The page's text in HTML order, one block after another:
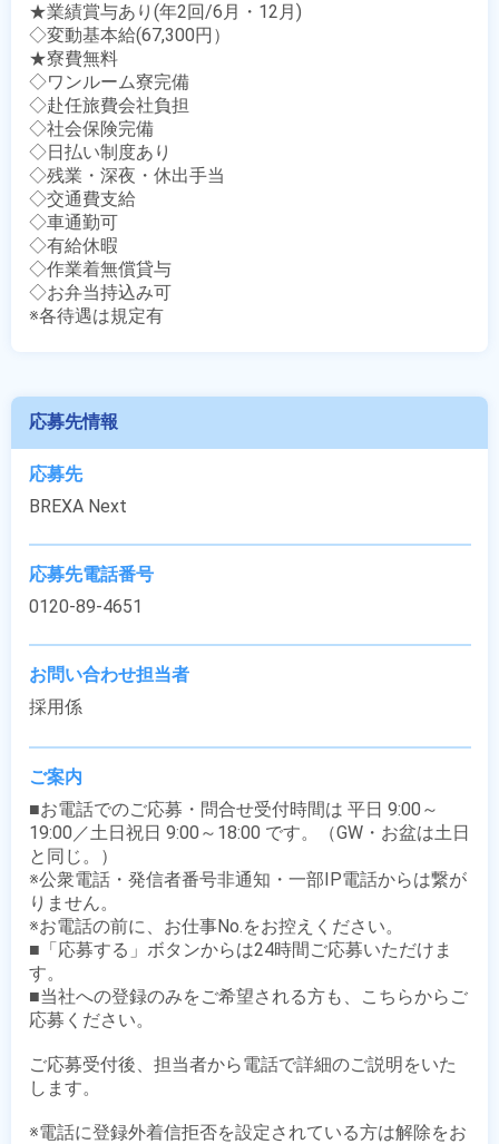
★業績賞与あり(年2回/6月・12月)
◇変動基本給(67,300円）
★寮費無料
◇ワンルーム寮完備
◇赴任旅費会社負担
◇社会保険完備
◇日払い制度あり
◇残業・深夜・休出手当
◇交通費支給
◇車通勤可
◇有給休暇
◇作業着無償貸与
◇お弁当持込み可
※各待遇は規定有
応募先情報
応募先
BREXA Next
応募先電話番号
0120-89-4651
お問い合わせ担当者
採用係
ご案内
■お電話でのご応募・問合せ受付時間は 平日 9:00～
19:00／土日祝日 9:00～18:00 です。（GW・お盆は土日
と同じ。）
※公衆電話・発信者番号非通知・一部IP電話からは繋が
りません。
※お電話の前に、お仕事No.をお控えください。
■「応募する」ボタンからは24時間ご応募いただけま
す。
■当社への登録のみをご希望される方も、こちらからご
応募ください。
ご応募受付後、担当者から電話で詳細のご説明をいた
します。
※電話に登録外着信拒否を設定されている方は解除をお